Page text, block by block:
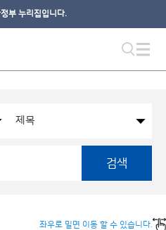
부 누리집입니다.
검색
좌우로 밀면 이동 할 수 있습니다.